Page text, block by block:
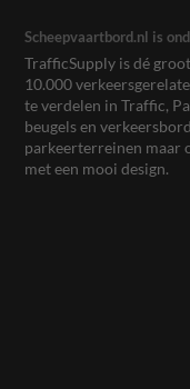
Scheepvaartbord.nl is
TrafficSupply is dé
10.000
te verdelen in Traffic,
beugels en
parkeerterreinen maar
met een mooi design.